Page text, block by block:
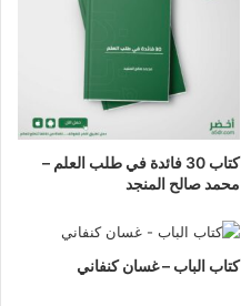
كتاب 30 فائدة في طلب العلم –
محمد صالح المنجد
كتاب الباب – غسان كنفاني